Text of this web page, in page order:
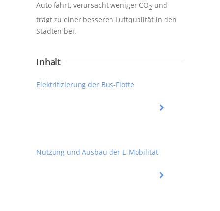
Auto fährt, verursacht weniger CO2 und
trägt zu einer besseren Luftqualität in den
Städten bei.
Inhalt
Elektrifizierung der Bus-Flotte
Nutzung und Ausbau der E-Mobilität